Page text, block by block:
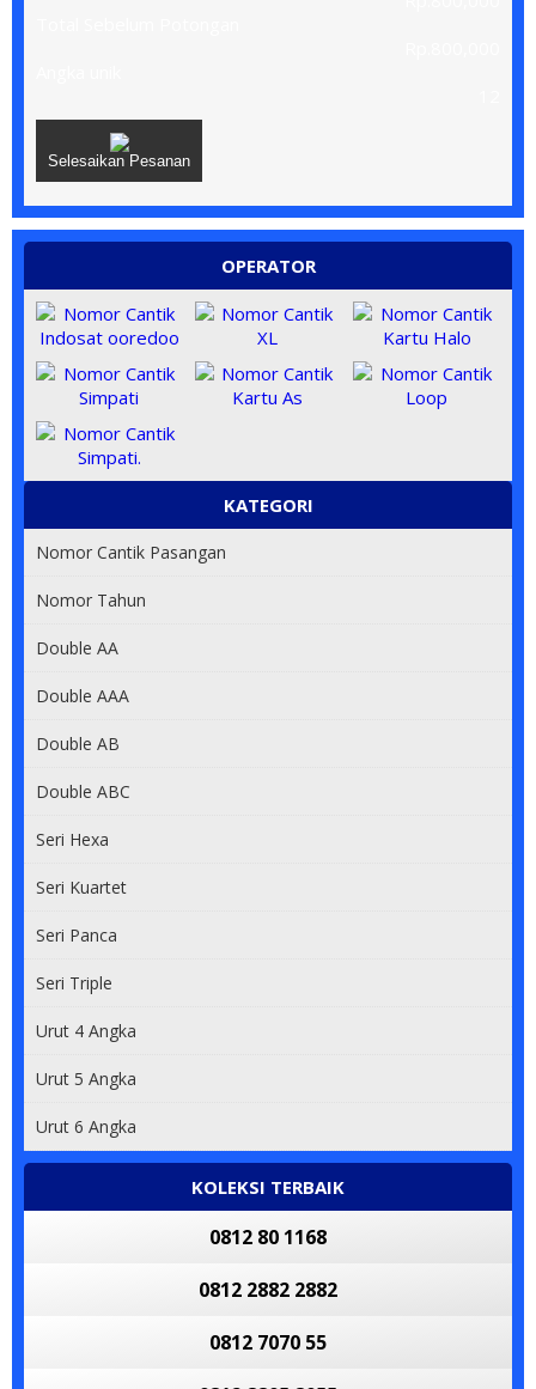
OPERATOR
KATEGORI
Nomor Cantik Pasangan
Nomor Tahun
Double AA
Double AAA
Double AB
Double ABC
Seri Hexa
Seri Kuartet
Seri Panca
Seri Triple
Urut 4 Angka
Urut 5 Angka
Urut 6 Angka
KOLEKSI TERBAIK
0812 80 1168
0812 2882 2882
0812 7070 55
Selesaikan Pesanan